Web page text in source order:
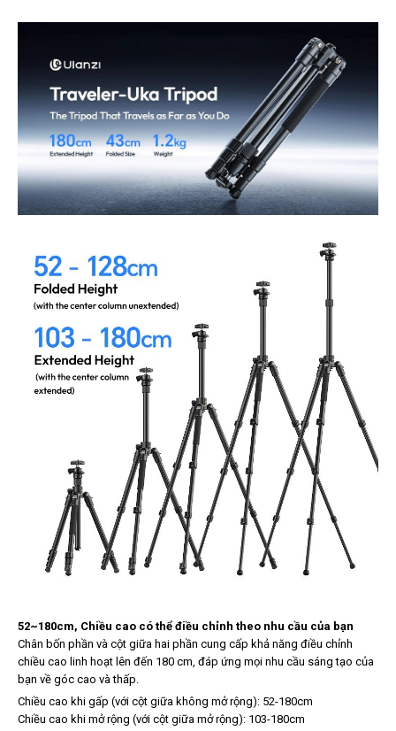
52~180cm, Chiều cao có thể điều chỉnh theo nhu cầu của bạn
Chân bốn phần và cột giữa hai phần cung cấp khả năng điều chỉnh
chiều cao linh hoạt lên đến 180 cm, đáp ứng mọi nhu cầu sáng tạo của
bạn về góc cao và thấp.
Chiều cao khi gấp (với cột giữa không mở rộng): 52-180cm
Chiều cao khi mở rộng (với cột giữa mở rộng): 103-180cm